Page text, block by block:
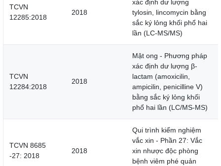
TCVN
12285:2018
2018
xác định dư lượng
tylosin, lincomycin bằng
sắc ký lỏng khối phổ hai
lần (LC-MS/MS)
TCVN
12284:2018
2018
Mật ong - Phương pháp
xác định dư lượng β-
lactam (amoxicilin,
ampicilin, penicilline V)
bằng sắc ký lỏng khối
phổ hai lần (LC/MS-MS)
TCVN 8685
-27: 2018
2018
Qui trình kiểm nghiệm
vắc xin - Phần 27: Vắc
xin nhược độc phòng
bệnh viêm phé quản